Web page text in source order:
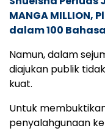
MANGA
dalam 100 Bahasa
Namun, dalam
diajukan publik
kuat.
Untuk
penyalahgunaan